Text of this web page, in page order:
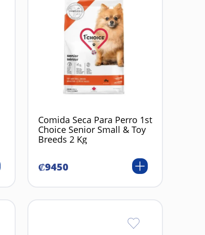
Comida Seca Para Perro 1st
Choice Senior Small & Toy
Breeds 2 Kg
₡9450